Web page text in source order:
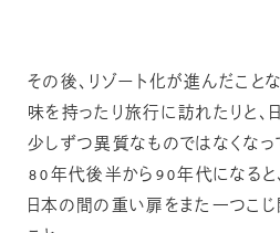
その後、リゾート化が進んだこと
味を持ったり旅行に訪れたりと、
少しずつ異質なものではなくな
80年代後半から90年代になると
日本の間の重い扉をまた一つこ